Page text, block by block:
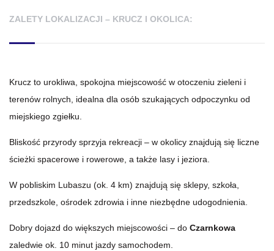
ZALETY LOKALIZACJI – KRUCZ I OKOLICA:
Krucz to urokliwa, spokojna miejscowość w otoczeniu zieleni i
terenów rolnych, idealna dla osób szukających odpoczynku od
miejskiego zgiełku.
Bliskość przyrody sprzyja rekreacji – w okolicy znajdują się liczne
ścieżki spacerowe i rowerowe, a także lasy i jeziora.
W pobliskim Lubaszu (ok. 4 km) znajdują się sklepy, szkoła,
przedszkole, ośrodek zdrowia i inne niezbędne udogodnienia.
Dobry dojazd do większych miejscowości – do Czarnkowa
zaledwie ok. 10 minut jazdy samochodem.